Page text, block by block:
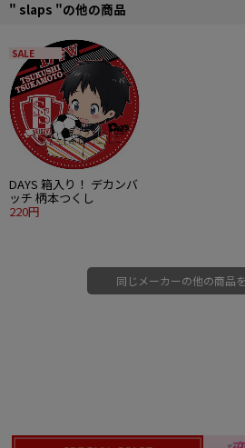
" slaps "の他の商品
SALE
DAYS 箱入り！ デカンバ
ッチ 柄本つくし
220円
同じメーカーの他の商品